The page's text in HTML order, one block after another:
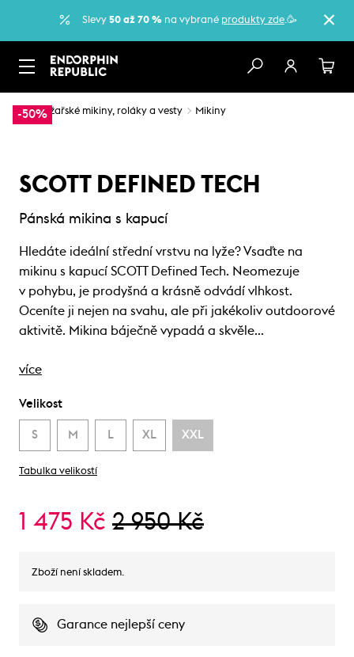
Slevy 50 až 70 % na vybrané produkty zde.🥳
-50%
… Lyžařské mikiny, roláky a vesty Mikiny
SCOTT DEFINED TECH
Pánská mikina s kapucí
Hledáte ideální střední vrstvu na lyže? Vsaďte na
mikinu s kapucí SCOTT Defined Tech. Neomezuje
v pohybu, je prodyšná a krásně odvádí vlhkost.
Oceníte ji nejen na svahu, ale při jakékoliv outdoorové
aktivitě. Mikina báječně vypadá a skvěle…
více
Velikost
S M L XL XXL
Tabulka velikostí
1 475 Kč 2 950 Kč
Zboží není skladem.
Garance nejlepší ceny